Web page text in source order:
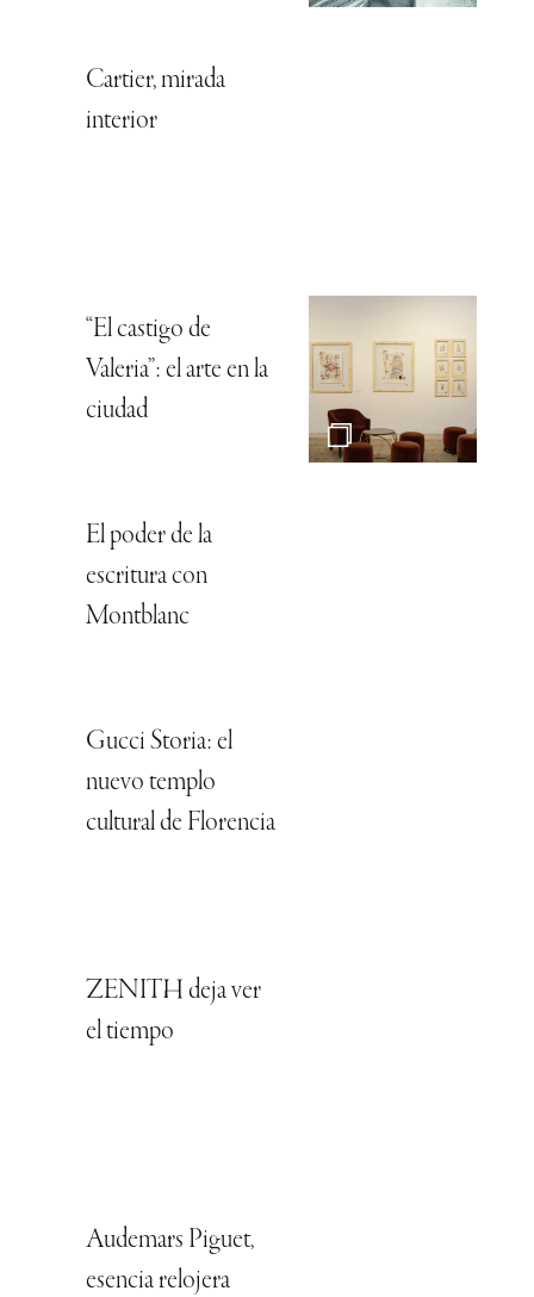
Cartier, mirada
interior
“El castigo de
Valeria”: el arte en la
ciudad
El poder de la
escritura con
Montblanc
Gucci Storia: el
nuevo templo
cultural de Florencia
ZENITH deja ver
el tiempo
Audemars Piguet,
esencia relojera